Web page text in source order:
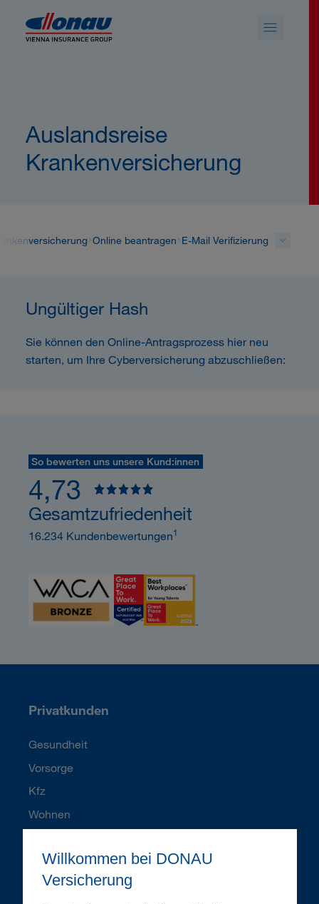
Willkommen bei DONAU
Versicherung
Auslandsreise
Krankenversicherung
Online beantragen E-Mail Verifizierung
Ungültiger Hash
Sie können den Online-Antragsprozess hier neu
starten, um Ihre Cyberversicherung abzuschließen:
Privatkunden
Gesundheit
Vorsorge
Kfz
Wohnen
Karriere
Geschäftskunden
So bewerten uns unsere Kund:innen
4,73
Gesamtzufriedenheit
16.234 Kundenbewertungen1